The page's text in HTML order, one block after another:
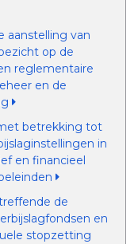
aanstelling van
op de
reglementaire
en de
betrekking tot
in
en financieel
de
en
stopzetting